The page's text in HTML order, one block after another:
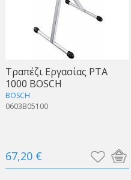
Τραπέζι Εργασίας PTA
1000 BOSCH
BOSCH
0603B05100
67,20 €